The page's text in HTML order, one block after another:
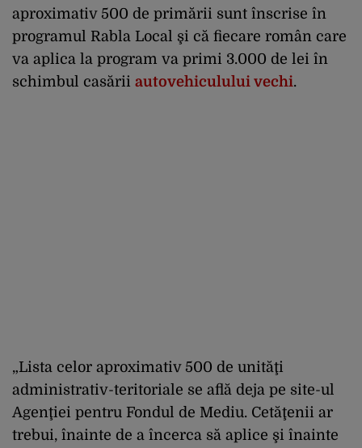
aproximativ 500 de primării sunt înscrise în
programul Rabla Local şi că fiecare român care
va aplica la program va primi 3.000 de lei în
schimbul casării autovehiculului vechi.
„Lista celor aproximativ 500 de unităţi
administrativ-teritoriale se află deja pe site-ul
Agenţiei pentru Fondul de Mediu. Cetăţenii ar
trebui, înainte de a încerca să aplice şi înainte